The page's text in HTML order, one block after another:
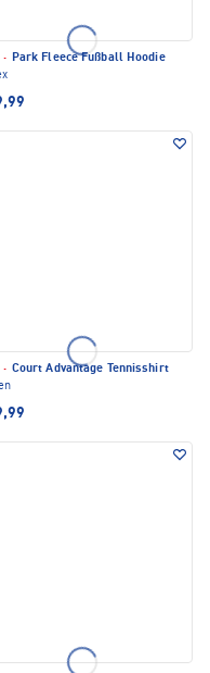
· Park Fleece Fußball Hoodie
· Court Advantage Tennisshirt